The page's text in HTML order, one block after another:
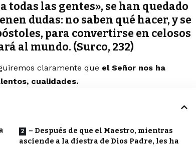
todas las gentes», se han quedado
dudas: no saben qué hacer, y se
para convertirse en celosos
al mundo. (Surco, 232)
claramente que el Señor nos ha
cualidades.
– Después de que el Maestro, mientras
asciende a la diestra de Dios Padre, les ha